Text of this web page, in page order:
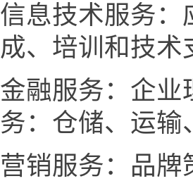
信息技术服务：
成、培训和技术
金融服务：企业
务：仓储、运输
营销服务：品